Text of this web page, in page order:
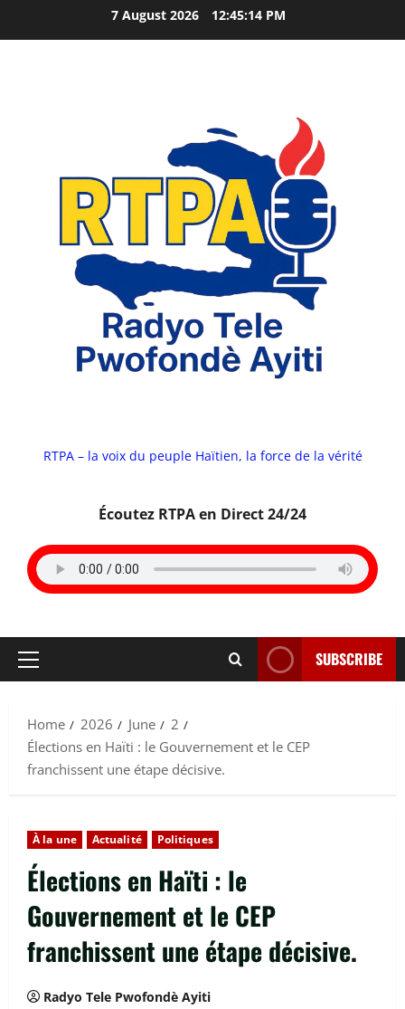
to
7 August 2026 12:45:15 PM
RTPA – la voix du peuple Haïtien, la force de la vérité
Écoutez RTPA en Direct 24/24
Primary
SUBSCRIBE
Home 2026 June
2
Élections en Haïti : le Gouvernement et le CEP
franchissent une étape décisive.
À la une Actualité Politiques
Élections en Haïti : le
Gouvernement et le CEP
franchissent une étape décisive.
Radyo Tele Pwofondè Ayiti